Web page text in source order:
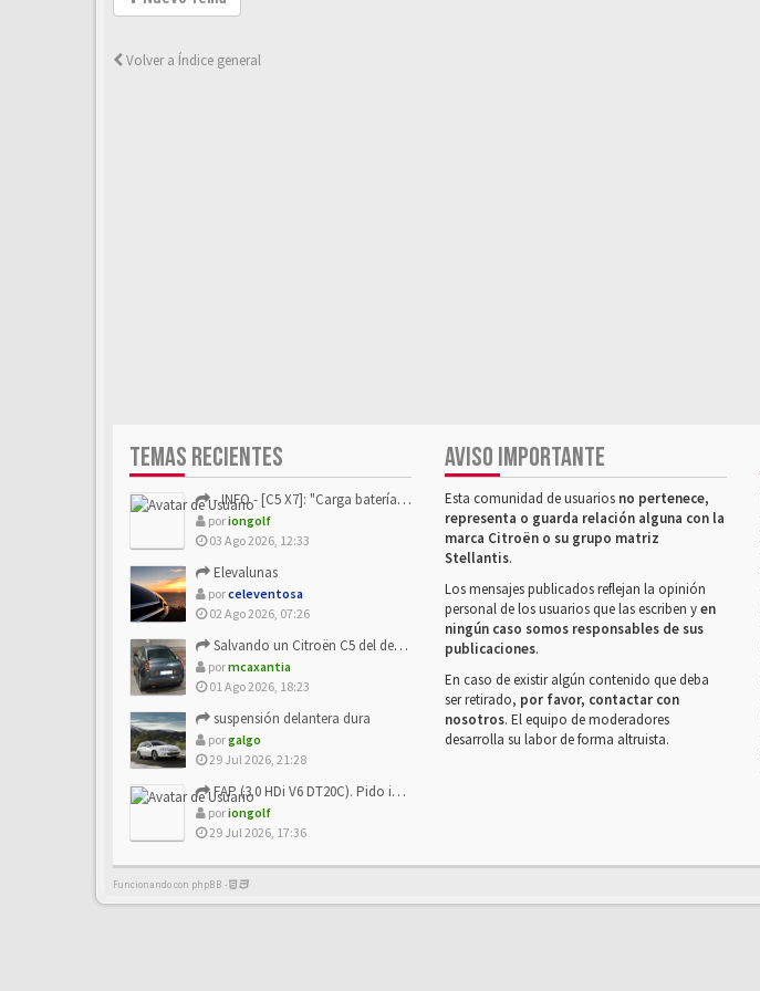
Volver a Índice general
TEMAS RECIENTES
- INFO - [C5 X7]: "Carga batería o alimentación eléctri...
poriongolf
03 Ago 2026, 12:33
Elevalunas
porceleventosa
02 Ago 2026, 07:26
Salvando un Citroën C5 del desguace: Presentación y seguimiento
pormcaxantia
01 Ago 2026, 18:23
suspensión delantera dura
porgalgo
29 Jul 2026, 21:28
FAP (3.0 HDi V6 DT20C). Pido info sobre su sustitución
poriongolf
29 Jul 2026, 17:36
AVISO IMPORTANTE
Esta comunidad de usuarios no pertenece,
representa o guarda relación alguna con la
marca Citroën o su grupo matriz
Stellantis.
Los mensajes publicados reflejan la opinión
personal de los usuarios que las escriben yen
ningún caso somos responsables de sus
publicaciones.
En caso de existir algún contenido que deba
ser retirado, por favor, contactar con
nosotros. El equipo de moderadores
desarrolla su labor de forma altruista.
Funcionando con phpBB -